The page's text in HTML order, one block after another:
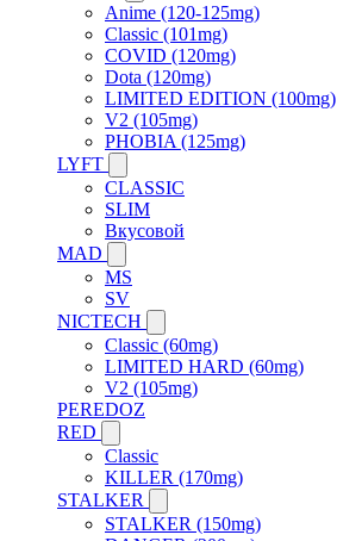
Anime (120-125mg)
Classic (101mg)
COVID (120mg)
Dota (120mg)
LIMITED EDITION (100mg)
V2 (105mg)
PHOBIA (125mg)
LYFT
CLASSIC
SLIM
Вкусовой
MAD
MS
SV
NICTECH
Classic (60mg)
LIMITED HARD (60mg)
V2 (105mg)
PEREDOZ
RED
Classic
KILLER (170mg)
STALKER
STALKER (150mg)